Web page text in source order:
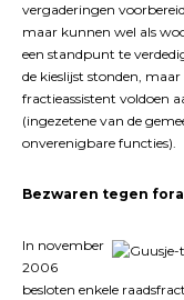
vergaderingen
maar kunnen wel als
een standpunt te
de kieslijst stonden,
fractieassistent voldoen
(ingezetene van de
onverenigbare functies).
Bezwaren tegen fora
In november
2006
besloten enkele